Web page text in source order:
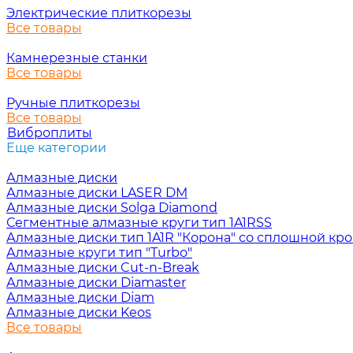
Электрические плиткорезы
Все товары
Камнерезные станки
Все товары
Ручные плиткорезы
Все товары
Виброплиты
Еще категории
Алмазные диски
Алмазные диски LASER DM
Алмазные диски Solga Diamond
Сегментные алмазные круги тип 1A1RSS
Алмазные диски тип 1A1R "Корона" со сплошной
Алмазные круги тип "Turbo"
Алмазные диски Cut-n-Break
Алмазные диски Diamaster
Алмазные диски Diam
Алмазные диски Keos
Все товары